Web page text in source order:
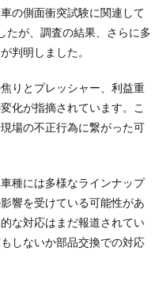
の側面衝突試験に関連して
たが、調査の結果、さらに多
判明しました。
りとプレッシャー、利益重
化が指摘されています。こ
場の不正行為に繋がった可
種には多様なラインナップ
響を受けている可能性があ
な対応はまだ報道されてい
しないか部品交換での対応